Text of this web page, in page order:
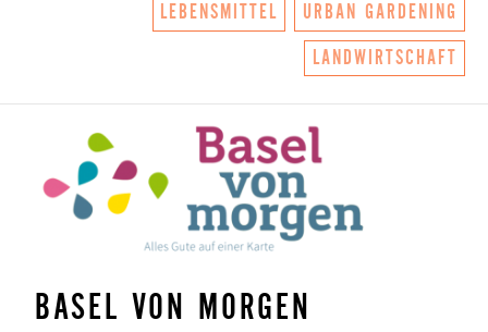
SO FUNKTIONIERTS
VEREIN
KONTAKT
NEWSLETTER
LEBENSMITTEL URBAN GARDENING
LANDWIRTSCHAFT
BASEL VON MORGEN